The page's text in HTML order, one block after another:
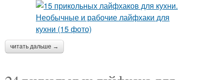
читать дальше →